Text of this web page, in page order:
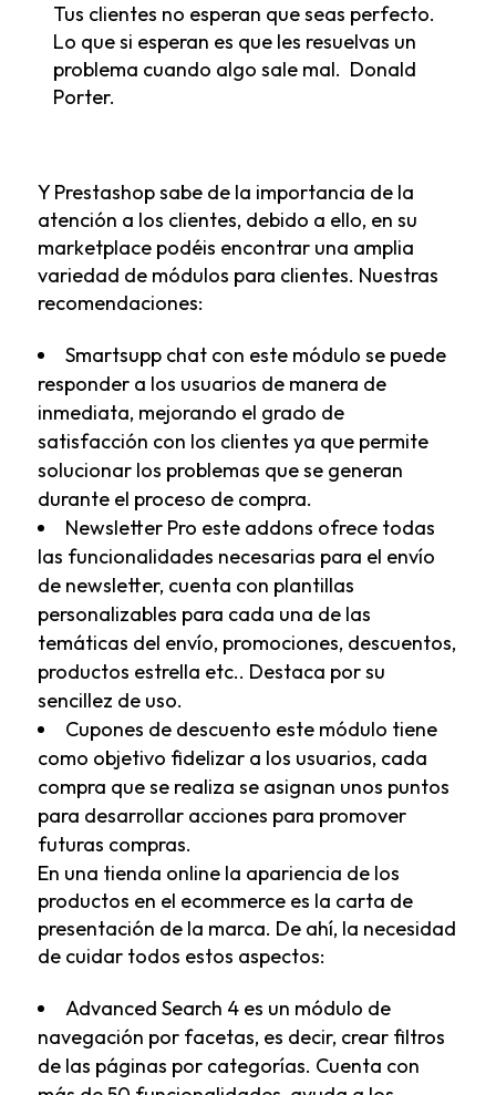
Tus clientes no esperan que seas perfecto.
Lo que si esperan es que les resuelvas un
problema cuando algo sale mal. Donald
Porter.
Y Prestashop sabe de la importancia de la
atención a los clientes, debido a ello, en su
marketplace podéis encontrar una amplia
variedad de módulos para clientes. Nuestras
recomendaciones:
Smartsupp chatcon este módulo se puede
responder a los usuarios de manera de
inmediata, mejorando el grado de
satisfacción con los clientes ya que permite
solucionar los problemas que se generan
durante el proceso de compra.
Newsletter Pro este addons ofrece todas
las funcionalidades necesarias para el envío
de newsletter, cuenta con plantillas
personalizables para cada una de las
temáticas del envío, promociones, descuentos,
productos estrella etc.. Destaca por su
sencillez de uso.
Cupones de descuento este módulo tiene
como objetivo fidelizar a los usuarios, cada
compra que se realiza se asignan unos puntos
para desarrollar acciones para promover
futuras compras.
En una tienda online la apariencia de los
productos en el ecommerce es la carta de
presentación de la marca. De ahí, la necesidad
de cuidar todos estos aspectos:
Advanced Search 4 es un módulo de
navegación por facetas, es decir, crear filtros
de las páginas por categorías. Cuenta con